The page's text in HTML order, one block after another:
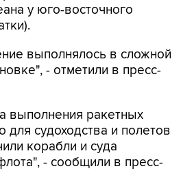
у юго-восточного
выполнялось в сложной
- отметили в пресс-
выполнения ракетных
для судоходства и полетов
корабли и суда
- сообщили в пресс-